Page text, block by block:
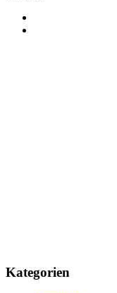
Kategorien